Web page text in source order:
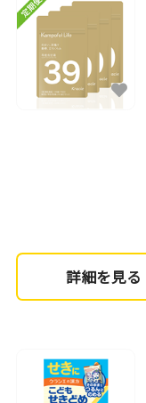
詳細を見る